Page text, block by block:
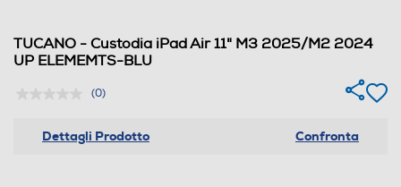
TUCANO - Custodia iPad Air 11" M3 2025/M2 2024
UP ELEMEMTS-BLU
(0)
Dettagli Prodotto Confronta